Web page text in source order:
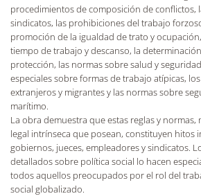
procedimientos de composición de conflictos,
sindicatos, las prohibiciones del trabajo
promoción de la igualdad de trato y
tiempo de trabajo y descanso, la
protección, las normas sobre salud y
especiales sobre formas de trabajo atípicas,
extranjeros y migrantes y las normas sobre
marítimo.
La obra demuestra que estas reglas y normas,
legal intrínseca que posean, constituyen hitos
gobiernos, jueces, empleadores y sindicatos.
detallados sobre política social lo hacen
todos aquellos preocupados por el rol del
social globalizado.